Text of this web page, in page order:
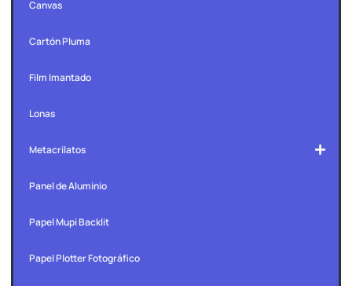
Canvas
Cartón Pluma
Film Imantado
Lonas
Metacrilatos
Panel de Aluminio
Papel Mupi Backlit
Papel Plotter Fotográfico